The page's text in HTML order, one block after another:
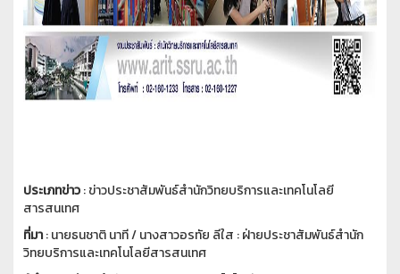
ประเภทข่าว: ข่าวประชาสัมพันธ์สำนักวิทยบริการและเทคโนโลยี
สารสนเทศ
ที่มา: นายธนชาติ นาที / นางสาวอรทัย ลีใส : ฝ่ายประชาสัมพันธ์สำนัก
วิทยบริการและเทคโนโลยีสารสนเทศ